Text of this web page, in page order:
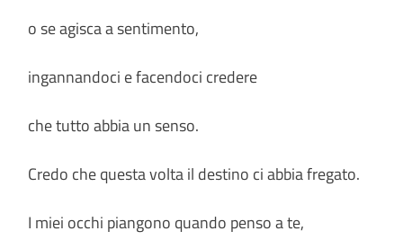
o se agisca a sentimento,
ingannandoci e facendoci credere
che tutto abbia un senso.
Credo che questa volta il destino ci abbia fregato.
I miei occhi piangono quando penso a te,